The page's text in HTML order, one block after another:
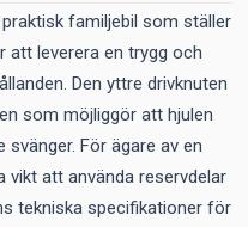
familjebil som ställer
leverera en trygg och
Den yttre drivknuten
som möjliggör att hjulen
För ägare av en
vikt att använda reservdelar
tekniska specifikationer för